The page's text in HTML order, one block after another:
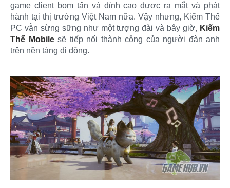
game client bom tấn và đỉnh cao được ra mắt và phát
hành tại thị trường Việt Nam nữa. Vậy nhưng, Kiếm Thế
PC vẫn sừng sững như một tượng đài và bây giờ, Kiếm
Thế Mobilesẽ tiếp nối thành công của người đàn anh
trên nền tảng di động.